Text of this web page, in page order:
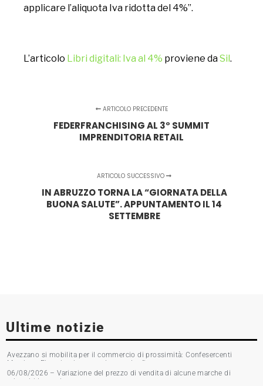
applicare l’aliquota Iva ridotta del 4%”.
L’articolo Libri digitali: Iva al 4% proviene daSil.
ARTICOLO PRECEDENTE
FEDERFRANCHISING AL 3° SUMMIT
IMPRENDITORIA RETAIL
ARTICOLO SUCCESSIVO
IN ABRUZZO TORNA LA “GIORNATA DELLA
BUONA SALUTE”. APPUNTAMENTO IL 14
SETTEMBRE
Ultime notizie
Avezzano si mobilita per il commercio di prossimità: Confesercenti
Marsica e Fipac in piazza per la raccolta firme
06/08/2026 – Variazione del prezzo di vendita di alcune marche di
tabacchi lavorati